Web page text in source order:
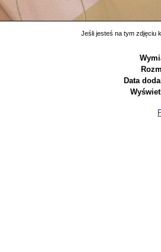
Jeśli jesteś na tym zdjęciu
Data